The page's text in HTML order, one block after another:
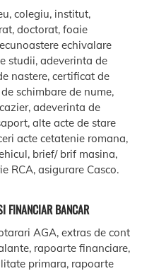
colegiu, institut,
doctorat, foaie
echivalare
studii, adeverinta de
nastere, certificat de
schimbare de nume,
adeverinta de
alte acte de stare
acte cetatenie romana,
brief/ brif masina,
RCA, asigurare Casco.
FINANCIAR BANCAR
AGA, extras de cont
rapoarte financiare,
primara, rapoarte